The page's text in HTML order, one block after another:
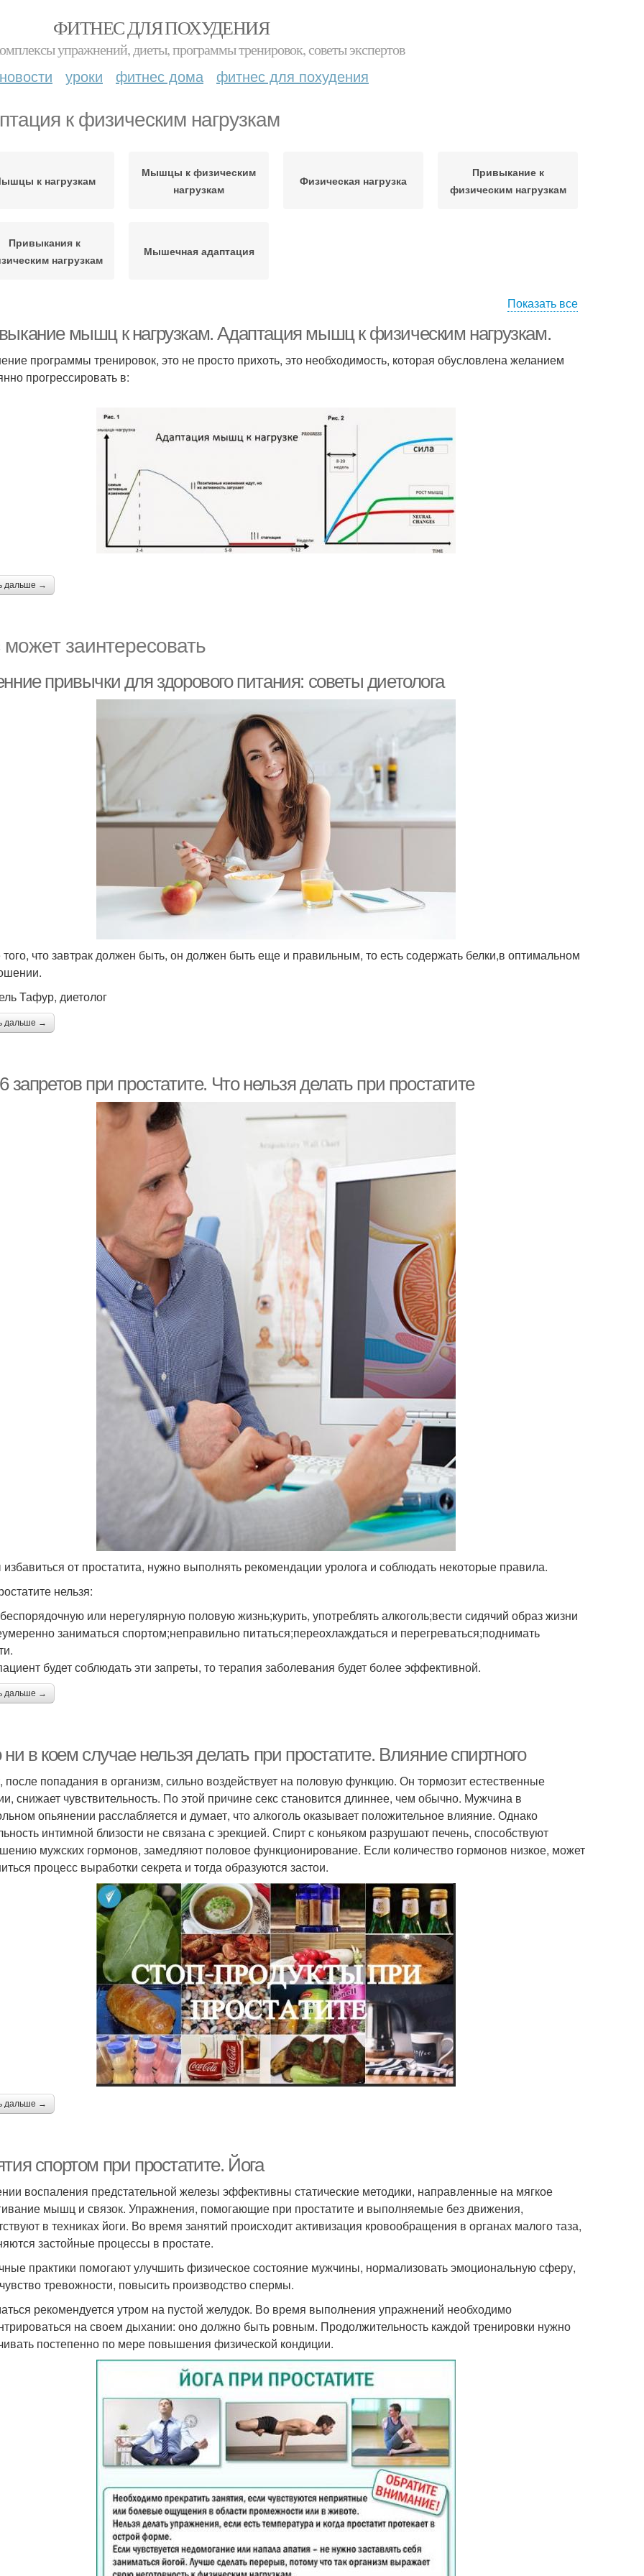
ФИТНЕС ДЛЯ ПОХУДЕНИЯ
упражнений, диеты, программы тренировок, советы экспертов
новости уроки фитнес дома фитнес для похудения
к физическим нагрузкам
к нагрузкам
Мышцы к физическим
нагрузкам
Физическая нагрузка
Привыкание к
физическим нагрузкам
Привыкания к
нагрузкам
Мышечная адаптация
Показать все
мышц к нагрузкам. Адаптация мышц к физическим нагрузкам.
программы тренировок, это не просто прихоть, это необходимость, которая обусловлена желанием
прогрессировать в:
дальше →
заинтересовать
привычки для здорового питания: советы диетолога
что завтрак должен быть, он должен быть еще и правильным, то есть содержать белки,в оптимальном
Тафур, диетолог
дальше →
запретов при простатите. Что нельзя делать при простатите
от простатита, нужно выполнять рекомендации уролога и соблюдать некоторые правила.
нельзя:
или нерегулярную половую жизнь;курить, употреблять алкоголь;вести сидячий образ жизни
заниматься спортом;неправильно питаться;переохлаждаться и перегреваться;поднимать
будет соблюдать эти запреты, то терапия заболевания будет более эффективной.
дальше →
ни в коем случае нельзя делать при простатите. Влияние спиртного
после попадания в организм, сильно воздействует на половую функцию. Он тормозит естественные
снижает чувствительность. По этой причине секс становится длиннее, чем обычно. Мужчина в
опьянении расслабляется и думает, что алкоголь оказывает положительное влияние. Однако
интимной близости не связана с эрекцией. Спирт с коньяком разрушают печень, способствуют
мужских гормонов, замедляют половое функционирование. Если количество гормонов низкое, может
процесс выработки секрета и тогда образуются застои.
дальше →
спортом при простатите. Йога
воспаления предстательной железы эффективны статические методики, направленные на мягкое
мышц и связок. Упражнения, помогающие при простатите и выполняемые без движения,
в техниках йоги. Во время занятий происходит активизация кровообращения в органах малого таза,
застойные процессы в простате.
практики помогают улучшить физическое состояние мужчины, нормализовать эмоциональную сферу,
тревожности, повысить производство спермы.
рекомендуется утром на пустой желудок. Во время выполнения упражнений необходимо
на своем дыхании: оно должно быть ровным. Продолжительность каждой тренировки нужно
постепенно по мере повышения физической кондиции.